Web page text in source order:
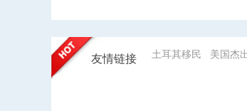
友情链接 土耳其移民 美国杰